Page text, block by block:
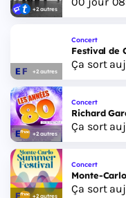
+2 autres
+2 autres
Concert
Festival de
Ça sort
+2 autres
Concert
Richard
Ça sort
+2 autres
Concert
Monte-
Ça sort